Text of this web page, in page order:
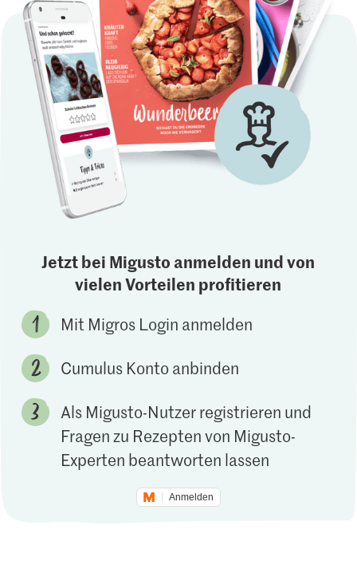
Jetzt bei Migusto anmelden und von
vielen Vorteilen profitieren
Mit Migros Login anmelden
Cumulus Konto anbinden
Als Migusto-Nutzer registrieren und
Fragen zu Rezepten von Migusto-
Experten beantworten lassen
Anmelden